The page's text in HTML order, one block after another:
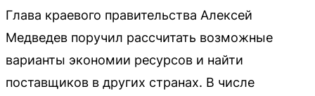
Глава краевого правительства Алексей
Медведев поручил рассчитать возможные
варианты экономии ресурсов и найти
поставщиков в других странах. В числе